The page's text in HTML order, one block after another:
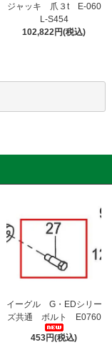
ジャッキ 爪３t E-060
L-S454
102,822円(税込)
イーグル G・EDシリー
ズ共通 ボルト E0760
453円(税込)